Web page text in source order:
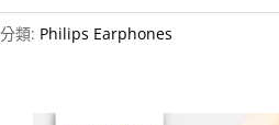
分類: Philips Earphones